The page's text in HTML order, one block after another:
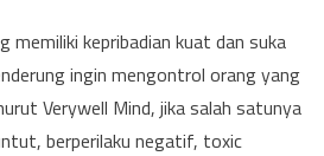
memiliki kepribadian kuat dan suka
ingin mengontrol orang yang
Verywell Mind, jika salah satunya
berperilaku negatif, toxic